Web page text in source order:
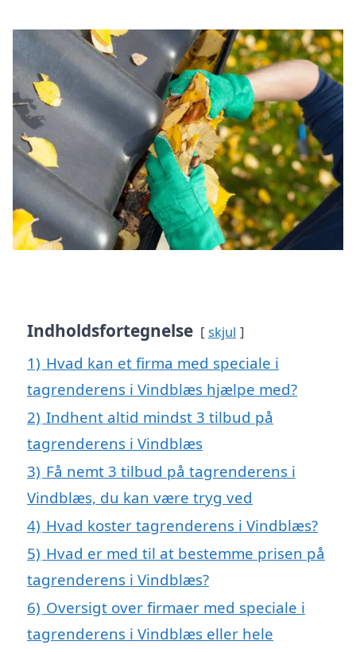
Indholdsfortegnelse skjul
1) Hvad kan et firma med speciale i
tagrenderens i Vindblæs hjælpe med?
2) Indhent altid mindst 3 tilbud på
tagrenderens i Vindblæs
3) Få nemt 3 tilbud på tagrenderens i
Vindblæs, du kan være tryg ved
4) Hvad koster tagrenderens i Vindblæs?
5) Hvad er med til at bestemme prisen på
tagrenderens i Vindblæs?
6) Oversigt over firmaer med speciale i
tagrenderens i Vindblæs eller hele